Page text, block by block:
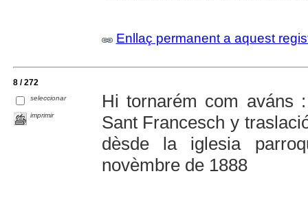
Enllaç permanent a aquest
8 / 272
seleccionar
imprimir
Hi tornarém com aváns
Sant Francesch y
dèsde la iglesia
novèmbre de 1888